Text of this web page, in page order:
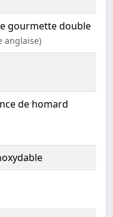
gourmette double
anglaise)
de homard